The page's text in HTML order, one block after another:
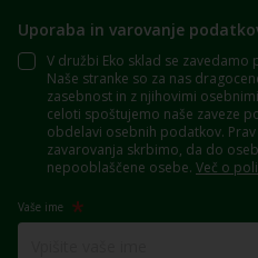
Uporaba in varovanje
V družbi Eko sklad se
Naše stranke so za nas
zasebnost in z njihovimi
celoti spoštujemo naše zaveze
obdelavi osebnih podatkov.
zavarovanja skrbimo, da do
nepooblaščene osebe. Več o
Vaše ime